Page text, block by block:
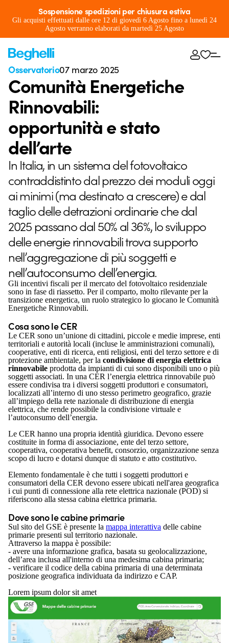
Sospensione spedizioni per chiusura estiva
Gli acquisti effettuati dalle ore 12 di giovedì 6 Agosto fino a lunedì 24
Agosto verranno elaborati da martedì 25 Agosto
Osservatorio07 marzo 2025
Comunità Energetiche
Rinnovabili:
opportunità e stato
dell’arte
In Italia, in un sistema del fotovoltaico
contraddistinto dal prezzo dei moduli oggi
ai minimi (ma destinato a crescere) e dal
taglio delle detrazioni ordinarie che dal
2025 passano dal 50% al 36%, lo sviluppo
delle energie rinnovabili trova supporto
nell’aggregazione di più soggetti e
nell’autoconsumo dell’energia.
Gli incentivi fiscali per il mercato del fotovoltaico residenziale
sono in fase di riassetto. Per il comparto, molto rilevante per la
transizione energetica, un ruolo strategico lo giocano le Comunità
Energetiche Rinnovabili.
Cosa sono le CER
Le CER sono un’unione di cittadini, piccole e medie imprese, enti
territoriali e autorità locali (incluse le amministrazioni comunali),
cooperative, enti di ricerca, enti religiosi, enti del terzo settore e di
protezione ambientale, per la condivisione di energia elettrica
rinnovabile prodotta da impianti di cui sono disponibili uno o più
soggetti associati. In una CER l’energia elettrica rinnovabile può
essere condivisa tra i diversi soggetti produttori e consumatori,
localizzati all’interno di uno stesso perimetro geografico, grazie
all’impiego della rete nazionale di distribuzione di energia
elettrica, che rende possibile la condivisione virtuale e
l’autoconsumo dell’energia.
Le CER hanno una propria identità giuridica. Devono essere
costituite in forma di associazione, ente del terzo settore,
cooperativa, cooperativa benefit, consorzio, organizzazione senza
scopo di lucro e dotarsi dunque di statuto e atto costitutivo.
Elemento fondamentale è che tutti i soggetti produttori e
consumatori della CER devono essere ubicati nell'area geografica
i cui punti di connessione alla rete elettrica nazionale (POD) si
riferiscono alla stessa cabina elettrica primaria.
Dove sono le cabine primarie
Sul sito del GSE è presente la mappa interattiva delle cabine
primarie presenti sul territorio nazionale.
Attraverso la mappa è possibile:
- avere una informazione grafica, basata su geolocalizzazione,
dell’area inclusa all'interno di una medesima cabina primaria;
- verificare il codice della cabina primaria di una determinata
posizione geografica individuata da indirizzo e CAP.
Lorem ipsum dolor sit amet